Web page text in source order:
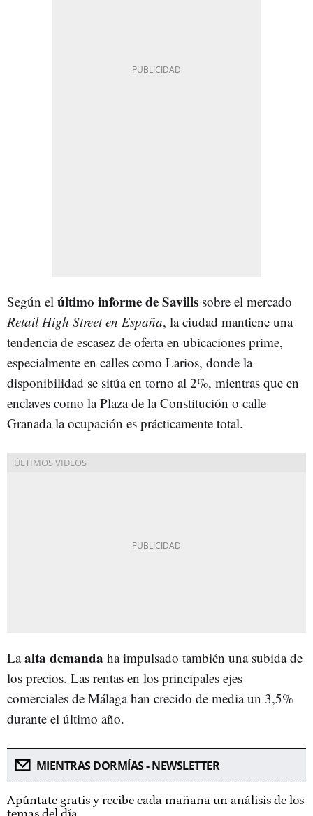
Según el último informe de Savills sobre el mercado
Retail High Street en España, la ciudad mantiene una
tendencia de escasez de oferta en ubicaciones prime,
especialmente en calles como Larios, donde la
disponibilidad se sitúa en torno al 2%, mientras que en
enclaves como la Plaza de la Constitución o calle
Granada la ocupación es prácticamente total.
Laalta demanda ha impulsado también una subida de
los precios. Las rentas en los principales ejes
comerciales de Málaga han crecido de media un 3,5%
durante el último año.
MIENTRAS DORMÍAS - NEWSLETTER
Apúntate gratis y recibe cada mañana un análisis de los